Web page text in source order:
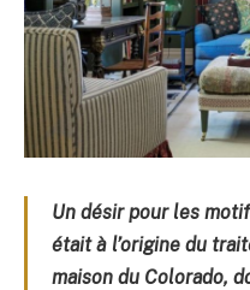
Un désir pour les
était à l’origine du
maison du Colorado,